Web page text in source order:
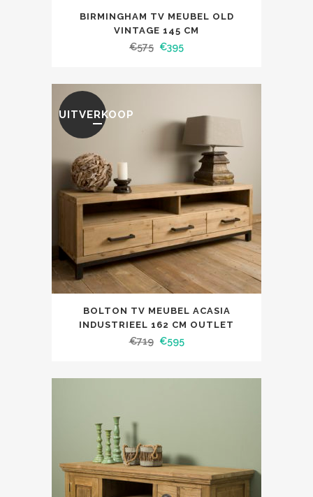
BIRMINGHAM TV MEUBEL OLD
VINTAGE 145 CM
€575 €395
UITVERKOOP
BOLTON TV MEUBEL ACASIA
INDUSTRIEEL 162 CM OUTLET
€719 €595